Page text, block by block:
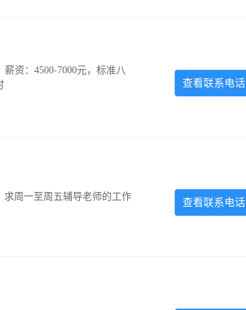
资：4500-7000元，标准八
查看联系电话
周一至周五辅导老师的工作 查看联系电话